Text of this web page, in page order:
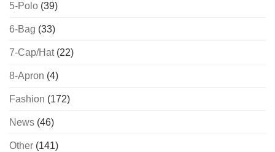
5-Polo (39)
6-Bag (33)
7-Cap/Hat(22)
8-Apron (4)
Fashion (172)
News (46)
Other (141)